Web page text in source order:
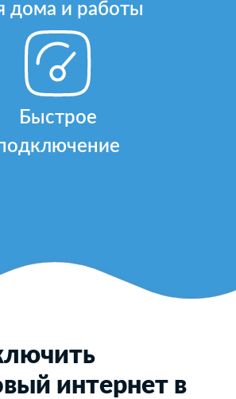
дома и работы
Быстрое
интернет в